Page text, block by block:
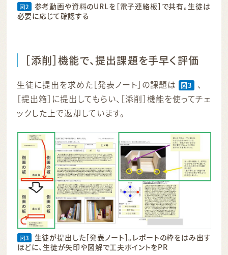
図2
参考動画や資料のURLを［電子連絡板］で共有。生徒は
必要に応じて確認する
［添削］機能で、提出課題を手早く評価
生徒に提出を求めた［発表ノート］の課題は 図3
、
［提出箱］に提出してもらい、［添削］機能を使ってチェ
ックした上で返却しています。
図3
生徒が提出した［発表ノート］。レポートの枠をはみ出す
ほどに、生徒が矢印や図解で工夫ポイントをPR